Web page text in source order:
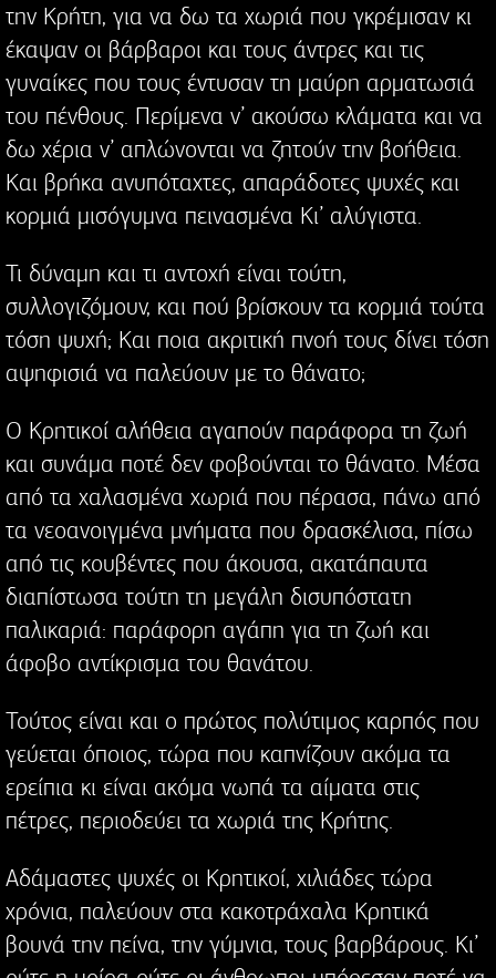
την Κρήτη, για να δω τα χωριά που γκρέμισαν κι
έκαψαν οι βάρβαροι και τους άντρες και τις
γυναίκες που τους έντυσαν τη μαύρη αρματωσιά
του πένθους. Περίμενα ν’ ακούσω κλάματα και να
δω χέρια ν’ απλώνονται να ζητούν την βοήθεια.
Και βρήκα ανυπόταχτες, απαράδοτες ψυχές και
κορμιά μισόγυμνα πεινασμένα Κι’ αλύγιστα.
Τι δύναμη και τι αντοχή είναι τούτη,
συλλογιζόμουν, και πού βρίσκουν τα κορμιά τούτα
τόση ψυχή; Και ποια ακριτική πνοή τους δίνει τόση
αψηφισιά να παλεύουν με το θάνατο;
Ο Κρητικοί αλήθεια αγαπούν παράφορα τη ζωή
και συνάμα ποτέ δεν φοβούνται το θάνατο. Μέσα
από τα χαλασμένα χωριά που πέρασα, πάνω από
τα νεοανοιγμένα μνήματα που δρασκέλισα, πίσω
από τις κουβέντες που άκουσα, ακατάπαυτα
διαπίστωσα τούτη τη μεγάλη δισυπόστατη
παλικαριά: παράφορη αγάπη για τη ζωή και
άφοβο αντίκρισμα του θανάτου.
Τούτος είναι και ο πρώτος πολύτιμος καρπός που
γεύεται όποιος, τώρα που καπνίζουν ακόμα τα
ερείπια κι είναι ακόμα νωπά τα αίματα στις
πέτρες, περιοδεύει τα χωριά της Κρήτης.
Αδάμαστες ψυχές οι Κρητικοί, χιλιάδες τώρα
χρόνια, παλεύουν στα κακοτράχαλα Κρητικά
βουνά την πείνα, την γύμνια, τους βαρβάρους. Κι’